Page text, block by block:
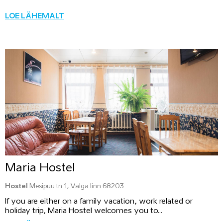
LOE LÄHEMALT
Maria Hostel
Hostel Mesipuu tn 1, Valga linn 68203
If you are either on a family vacation, work related or
holiday trip, Maria Hostel welcomes you to...